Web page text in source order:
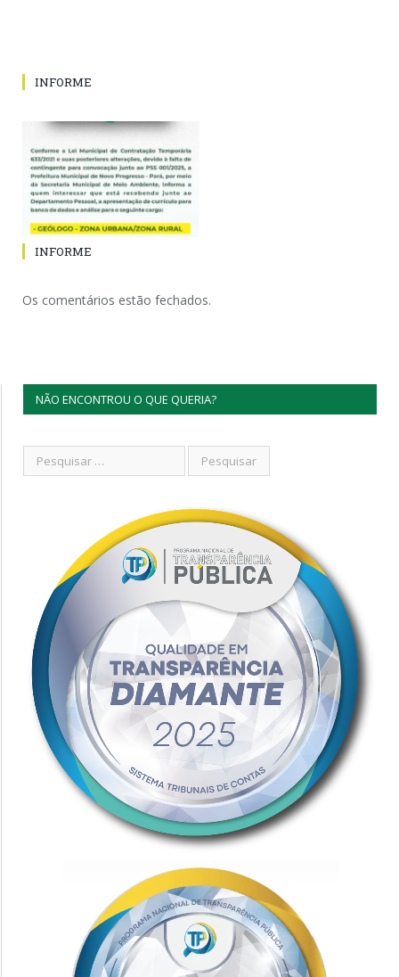
INFORME
INFORME
Os comentários estão fechados.
NÃO ENCONTROU O QUE QUERIA?